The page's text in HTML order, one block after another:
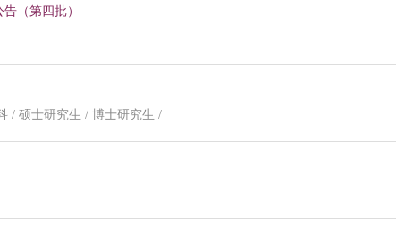
（第四批）
/ 硕士研究生 / 博士研究生 /